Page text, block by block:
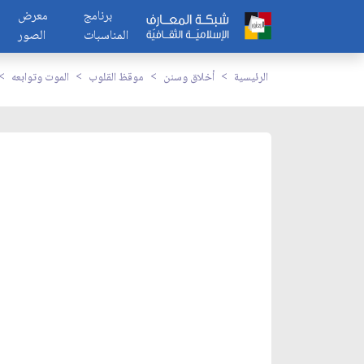
معرض
الصور
برنامج
المناسبات
الرئيسية أخلاق وسنن موقظ القلوب الموت وتوابعه